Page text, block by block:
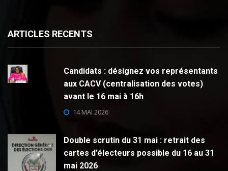
ARTICLES RECENTS
Candidats : désignez vos représentants
aux CACV (centralisation des votes)
avant le 16 mai à 16h
14 MAI 2026
Double scrutin du 31 mai : retrait des
cartes d’électeurs possible du 16 au 31
mai 2026